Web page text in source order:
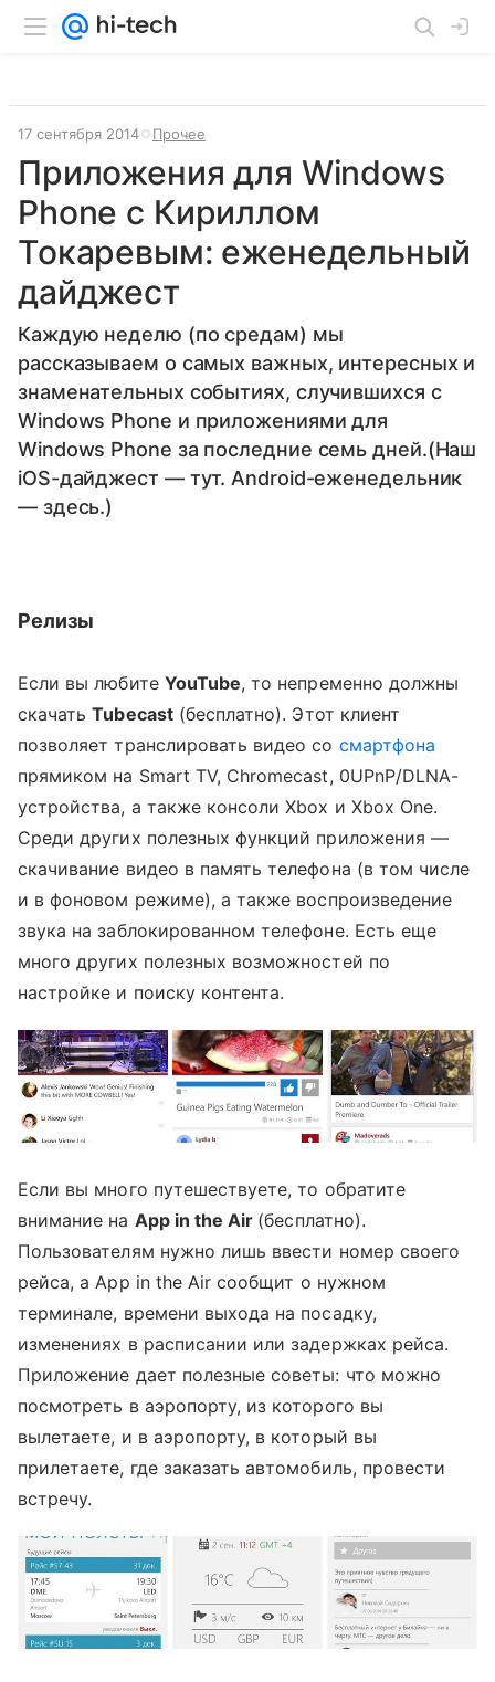
17 сентября 2014 Прочее
Приложения для Windows
Phone с Кириллом
Токаревым: еженедельный
дайджест
Каждую неделю (по средам) мы
рассказываем о самых важных, интересных и
знаменательных событиях, случившихся с
Windows Phone и приложениями для
Windows Phone за последние семь дней.(Наш
iOS-дайджест — тут. Android-еженедельник
— здесь.)
Релизы
Если вы любите YouTube, то непременно должны
скачатьTubecast(бесплатно). Этот клиент
позволяет транслировать видео со смартфона
прямиком на Smart TV, Chromecast, 0UPnP/DLNA-
устройства, а также консоли Xbox и Xbox One.
Среди других полезных функций приложения —
скачивание видео в память телефона (в том числе
и в фоновом режиме), а также воспроизведение
звука на заблокированном телефоне. Есть еще
много других полезных возможностей по
настройке и поиску контента.
Если вы много путешествуете, то обратите
внимание на App in the Air (бесплатно).
Пользователям нужно лишь ввести номер своего
рейса, а App in the Air сообщит о нужном
терминале, времени выхода на посадку,
изменениях в расписании или задержках рейса.
Приложение дает полезные советы: что можно
посмотреть в аэропорту, из которого вы
вылетаете, и в аэропорту, в который вы
прилетаете, где заказать автомобиль, провести
встречу.